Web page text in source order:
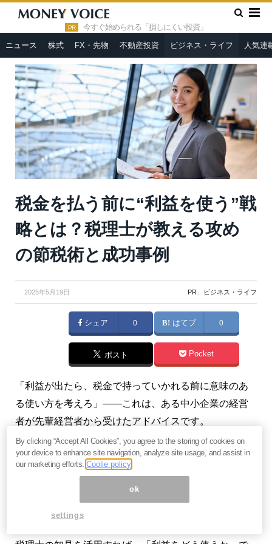
PR 今すぐ始められる「損しにくい投資」
ニュース 株式 FX・先物 不動産投資 ビジネス・ライフ 人気連
HOME » PR »
税金を払う前に“利益を使う”戦略とは？税理士
が教える攻めの節税術と成功事例
税金を払う前に“利益を使う”戦
略とは？税理士が教える攻め
の節税術と成功事例
2025年5月19日 PR、 ビジネス・ライフ
シェア 0 はてブ 0
ポスト Pocket
「利益が出たら、税金で持っていかれる前に意味のあ
る使い方を考えろ」――これは、ある中小企業の経営
者が先輩経営者から受けたアドバイスです。
後から聞けば、その先輩も信頼する税理士の助言をも
とに、利益を“賢く使う”経営を実践していたとのこと。
や太陽光発電への投資を進めたことで、大きな節税に
つながり、将来の収益にもゆとりが生まれました。
By clicking “Accept All Cookies”, you agree to the storing of cookies on
your device to enhance site navigation, analyze site usage, and assist in
our marketing efforts.Coolie policy
ok
settings